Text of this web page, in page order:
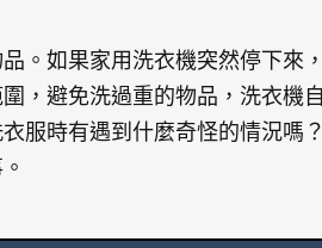
。如果家用洗衣機突然停下來，
，避免洗過重的物品，洗衣機自
服時有遇到什麼奇怪的情況嗎？